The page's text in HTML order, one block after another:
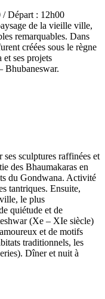
/ Départ : 12h00
de la vieille ville,
remarquables. Dans
créées sous le règne
ses projets
Bhubaneswar.
sculptures raffinées et
des Bhaumakaras en
du Gondwana. Activité
tantriques. Ensuite,
le plus
quiétude et de
(Xe – XIe siècle)
et de motifs
traditionnels, les
Dîner et nuit à